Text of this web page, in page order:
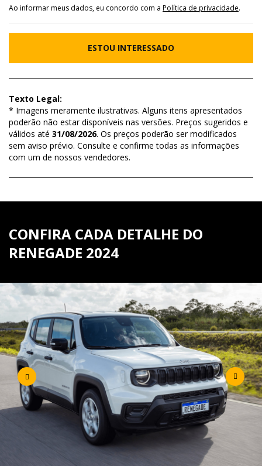
Ao informar meus dados, eu concordo com a Política de privacidade.
ESTOU INTERESSADO
Texto Legal:
* Imagens meramente ilustrativas. Alguns itens apresentados
poderão não estar disponíveis nas versões. Preços sugeridos e
válidos até 31/08/2026. Os preços poderão ser modificados
sem aviso prévio. Consulte e confirme todas as informações
com um de nossos vendedores.
CONFIRA CADA DETALHE DO
RENEGADE 2024